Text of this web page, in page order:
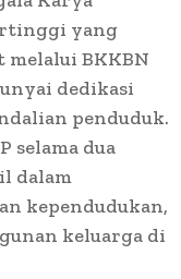
yang
BKKBN
dedikasi
penduduk.
selama dua
dalam
kependudukan,
keluarga di